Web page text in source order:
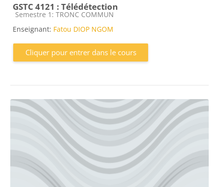
GSTC 4121 : Télédétection
Catégorie de cours
Semestre 1: TRONC COMMUN
Enseignant: Fatou DIOP NGOM
Cliquer pour entrer dans le cours